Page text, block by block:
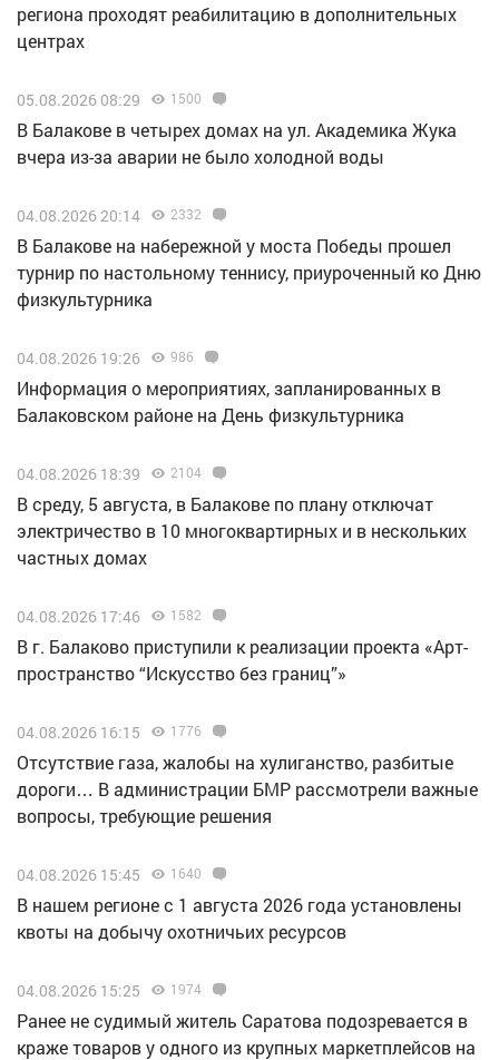
региона проходят реабилитацию в дополнительных
центрах
05.08.2026 08:29 1500
В Балакове в четырех домах на ул. Академика Жука
вчера из-за аварии не было холодной воды
04.08.2026 20:14 2332
В Балакове на набережной у моста Победы прошел
турнир по настольному теннису, приуроченный ко Дню
физкультурника
04.08.2026 19:26 986
Информация о мероприятиях, запланированных в
Балаковском районе на День физкультурника
04.08.2026 18:39 2104
В среду, 5 августа, в Балакове по плану отключат
электричество в 10 многоквартирных и в нескольких
частных домах
04.08.2026 17:46 1582
В г. Балаково приступили к реализации проекта «Арт-
пространство “Искусство без границ”»
04.08.2026 16:15 1776
Отсутствие газа, жалобы на хулиганство, разбитые
дороги… В администрации БМР рассмотрели важные
вопросы, требующие решения
04.08.2026 15:45 1640
В нашем регионе с 1 августа 2026 года установлены
квоты на добычу охотничьих ресурсов
04.08.2026 15:25 1974
Ранее не судимый житель Саратова подозревается в
краже товаров у одного из крупных маркетплейсов на